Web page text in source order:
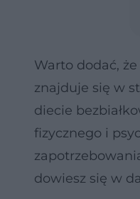
Warto dodać,
znajduje się w
diecie
fizycznego i
dowiesz się w